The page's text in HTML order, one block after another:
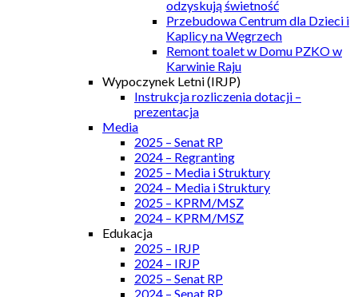
odzyskują świetność
Przebudowa Centrum dla Dzieci i
Kaplicy na Węgrzech
Remont toalet w Domu PZKO w
Karwinie Raju
Wypoczynek Letni (IRJP)
Instrukcja rozliczenia dotacji –
prezentacja
Media
2025 – Senat RP
2024 – Regranting
2025 – Media i Struktury
2024 – Media i Struktury
2025 – KPRM/MSZ
2024 – KPRM/MSZ
Edukacja
2025 – IRJP
2024 – IRJP
2025 – Senat RP
2024 – Senat RP